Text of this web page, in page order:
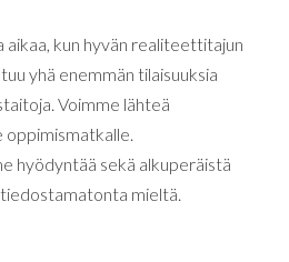
aikaa, kun hyvän realiteettitajun
yhä enemmän tilaisuuksia
. Voimme lähteä
oppimismatkalle.
hyödyntää sekä alkuperäistä
tiedostamatonta mieltä.